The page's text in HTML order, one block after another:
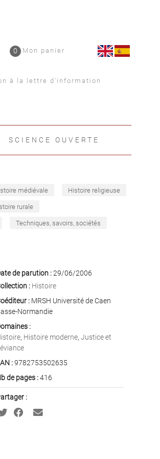
Mon panier
0
à la lettre d'information
SCIENCE OUVERTE
médiévale Histoire religieuse
rurale
Techniques, savoirs, sociétés
de parution :29/06/2006
: Histoire
:MRSH Université de Caen
Normandie
:
, Histoire moderne, Justice et
:9782753502635
de pages :416
: